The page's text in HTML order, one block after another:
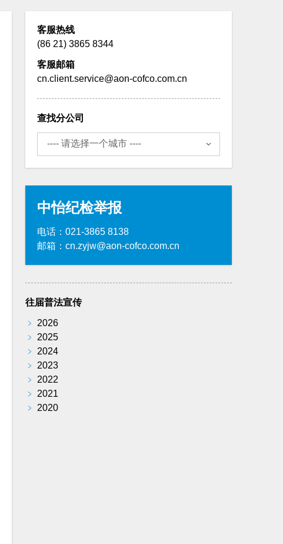
客服热线
(86 21) 3865 8344
客服邮箱
cn.client.service@aon-cofco.com.cn
查找分公司
中怡纪检举报
电话：021-3865 8138
邮箱：cn.zyjw@aon-cofco.com.cn
往届普法宣传
﹥
2026
﹥
2025
﹥
2024
﹥
2023
﹥
2022
﹥
2021
﹥
2020